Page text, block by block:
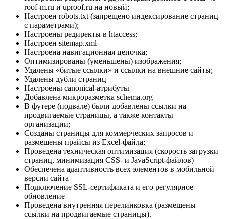
roof-m.ru и uproof.ru на новый;
Настроен robots.txt (запрещено индексирование страниц
с параметрами);
Настроены редиректы в htaccess;
Настроен sitemap.xml
Настроена навигационная цепочка;
Оптимизированы (уменьшены) изображения;
Удалены «битые ссылки» и ссылки на внешние сайты;
Удалены дубли страниц
Настроены canonical-атрибуты
Добавлена микроразметка schema.org
В футере (подвале) были добавлены ссылки на
продвигаемые страницы, а также контакты
организации;
Созданы страницы для коммерческих запросов и
размещены прайсы из Excel-файла;
Проведена техническая оптимизация (скорость загрузки
страниц, минимизация CSS- и JavaScript-файлов)
Обеспечена адаптивность всех элементов в мобильной
версии сайта
Подключение SSL-сертификата и его регулярное
обновление
Проведена внутренняя перелинковка (размещены
ссылки на продвигаемые страницы).